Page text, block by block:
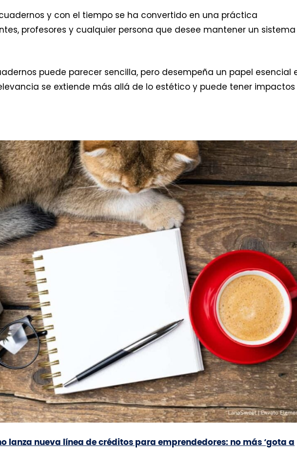
y con el tiempo se ha convertido en una práctica
profesores y cualquier persona que desee mantener un sistema
puede parecer sencilla, pero desempeña un papel esencial
se extiende más allá de lo estético y puede tener impactos
lanza nueva línea de créditos para emprendedores: no más ‘gota a